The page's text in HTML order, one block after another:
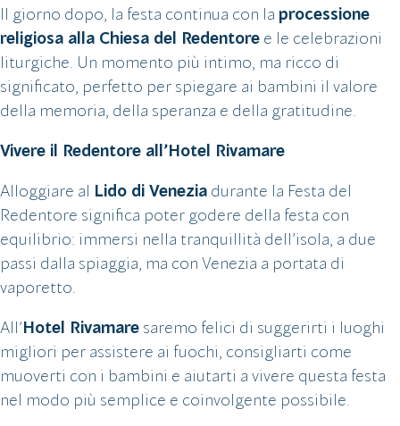
Il giorno dopo, la festa continua con la processione
religiosa alla Chiesa del Redentoree le celebrazioni
liturgiche. Un momento più intimo, ma ricco di
significato, perfetto per spiegare ai bambini il valore
della memoria, della speranza e della gratitudine.
Vivere il Redentore all’Hotel Rivamare
Alloggiare al Lido di Veneziadurante la Festa del
Redentore significa poter godere della festa con
equilibrio: immersi nella tranquillità dell’isola, a due
passi dalla spiaggia, ma con Venezia a portata di
vaporetto.
All’Hotel Rivamaresaremo felici di suggerirti i luoghi
migliori per assistere ai fuochi, consigliarti come
muoverti con i bambini e aiutarti a vivere questa festa
nel modo più semplice e coinvolgente possibile.